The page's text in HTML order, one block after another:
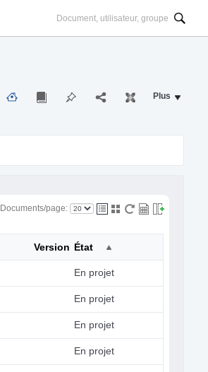
Plus
Documents/page:
Version État
En projet
En projet
En projet
En projet